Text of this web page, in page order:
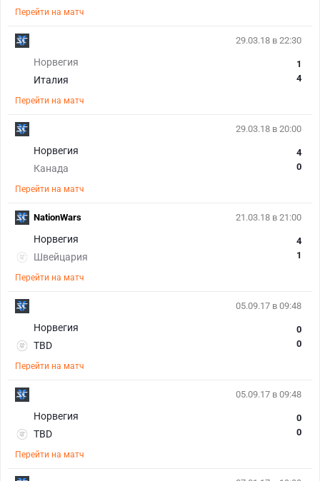
Перейти на матч
29.03.18 в 22:30
Норвегия
Италия
1
4
Перейти на матч
29.03.18 в 20:00
Норвегия
Канада
4
0
Перейти на матч
21.03.18 в 21:00
Норвегия
Швейцария
4
1
Перейти на матч
NationWars
05.09.17 в 09:48
Норвегия
TBD
0
0
Перейти на матч
05.09.17 в 09:48
Норвегия
TBD
0
0
Перейти на матч